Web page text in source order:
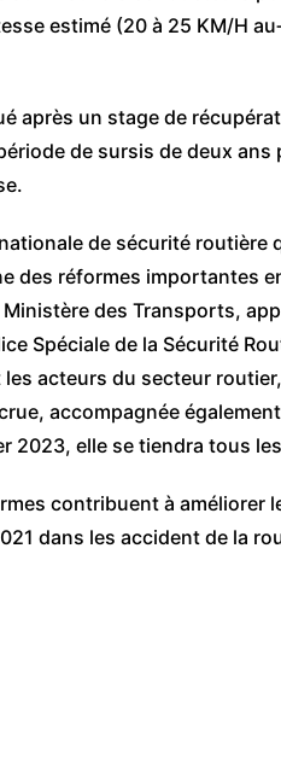
estimé (20 à 25 KM/H
après un stage de
de sursis de deux
nationale de sécurité
des réformes importantes
des Transports,
Spéciale de la Sécurité
les acteurs du secteur
accompagnée
2023, elle se tiendra tous
contribuent à améliorer
dans les accident de la